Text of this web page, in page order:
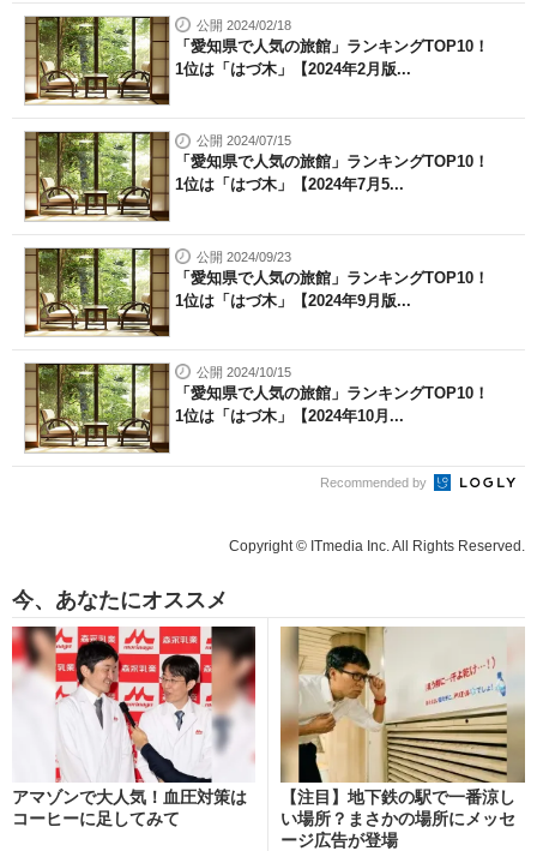
公開 2024/02/18
「愛知県で人気の旅館」ランキングTOP10！
1位は「はづ木」【2024年2月版...
公開 2024/07/15
「愛知県で人気の旅館」ランキングTOP10！
1位は「はづ木」【2024年7月5...
公開 2024/09/23
「愛知県で人気の旅館」ランキングTOP10！
1位は「はづ木」【2024年9月版...
公開 2024/10/15
「愛知県で人気の旅館」ランキングTOP10！
1位は「はづ木」【2024年10月...
Recommended by
Copyright © ITmedia Inc. All Rights Reserved.
今、あなたにオススメ
アマゾンで大人気！血圧対策は
コーヒーに足してみて
【注目】地下鉄の駅で一番涼し
い場所？まさかの場所にメッセ
ージ広告が登場